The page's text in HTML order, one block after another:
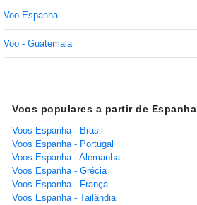
Voo Espanha
Voo - Guatemala
Voos populares a partir de Espanha
Voos Espanha - Brasil
Voos Espanha - Portugal
Voos Espanha - Alemanha
Voos Espanha - Grécia
Voos Espanha - França
Voos Espanha - Tailândia